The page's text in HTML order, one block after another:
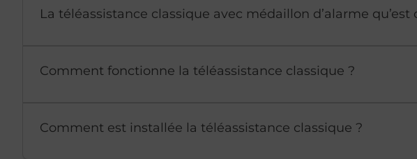
La téléassistance classique avec médaillon d’alarme qu’est
Comment fonctionne la téléassistance classique ?
Comment est installée la téléassistance classique ?